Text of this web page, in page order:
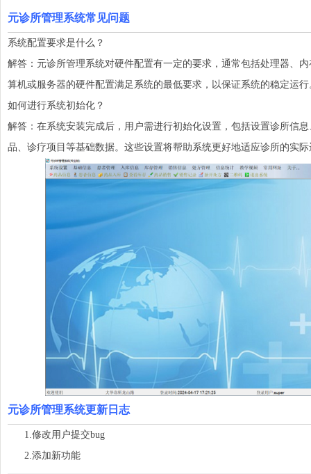
元诊所管理系统常见问题
系统配置要求是什么？
解答：元诊所管理系统对硬件配置有一定的要求，通常包括处理器、
算机或服务器的硬件配置满足系统的最低要求，以保证系统的稳定运行
如何进行系统初始化？
解答：在系统安装完成后，用户需进行初始化设置，包括设置诊所信
品、诊疗项目等基础数据。这些设置将帮助系统更好地适应诊所的实
元诊所管理系统更新日志
1.修改用户提交bug
2.添加新功能